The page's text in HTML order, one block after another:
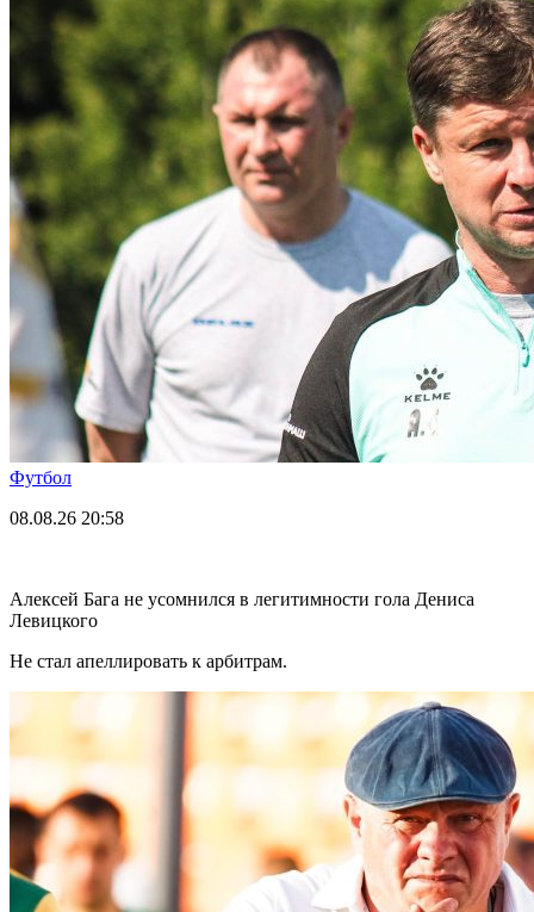
Футбол
08.08.26 20:58
Алексей Бага не усомнился в легитимности гола Дениса
Левицкого
Не стал апеллировать к арбитрам.